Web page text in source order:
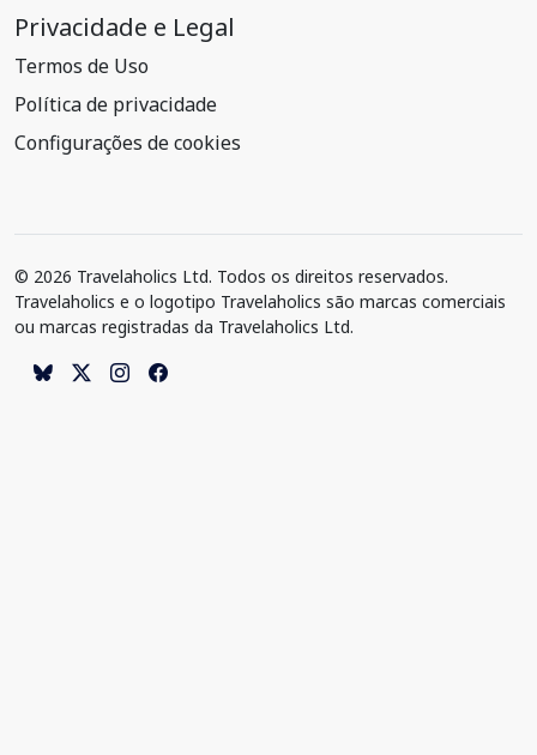
Privacidade e Legal
Termos de Uso
Política de privacidade
Configurações de cookies
© 2026 Travelaholics Ltd. Todos os direitos reservados.
Travelaholics e o logotipo Travelaholics são marcas comerciais
ou marcas registradas da Travelaholics Ltd.